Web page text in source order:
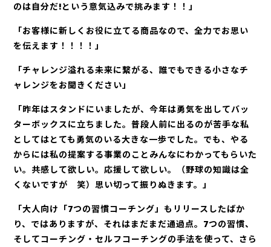
のは自分だ!という意気込みで挑みます！！」
「お客様に新しくお役に立てる商品なので、全力でお思い
を伝えます！！！！」
「チャレンジ溢れる未来に繋がる、誰でもできる小さなチ
ャレンジをお聞きください」
「昨年はスタンドにいましたが、今年は勇気を出してバッ
ターボックスに立ちました。普段人前に出るのが苦手な私
としてはとても勇気のいる大きな一歩でした。でも、やる
からには私の提案する事業のことみんなにわかってもらいた
い。共感して欲しい。応援して欲しい。（野球の知識は全
くないですが 笑）思い切って振りぬきます。」
「大人向け「7つの習慣コーチング」もリリースしたばか
り、ではありますが、それはまだまだ通過点。7つの習慣、
そしてコーチング・セルフコーチングの手法を使って、さら